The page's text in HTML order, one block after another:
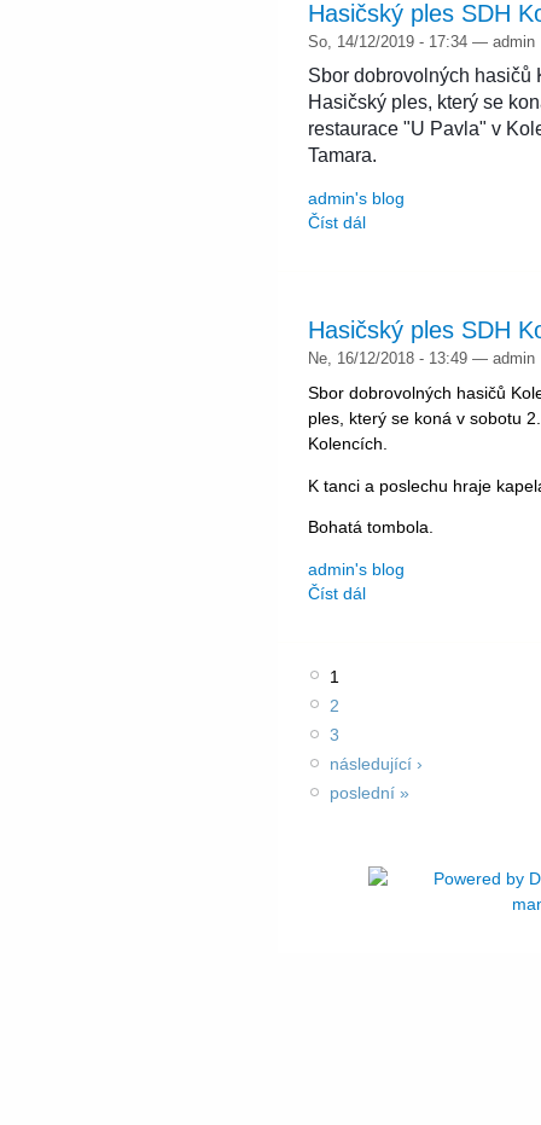
Hasičský ples SDH
So, 14/12/2019 - 17:34 — admin
Sbor dobrovolných hasičů
Hasičský ples, který se
restaurace "U Pavla" v
Tamara.
admin's blog
Číst dál
Hasičský ples SDH
Ne, 16/12/2018 - 13:49 — admin
Sbor dobrovolných hasičů
ples, který se koná v sobotu
Kolencích.
K tanci a poslechu hraje
Bohatá tombola.
admin's blog
Číst dál
1
2
3
následující ›
poslední »